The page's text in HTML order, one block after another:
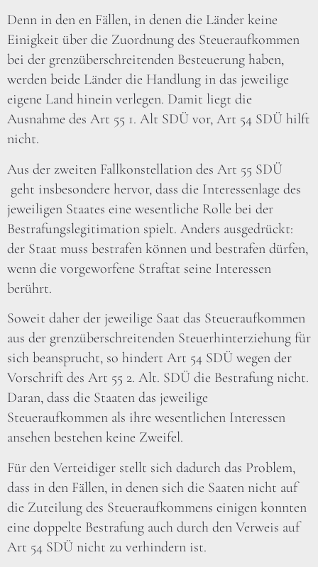
Denn in den en Fällen, in denen die Länder keine
Einigkeit über die Zuordnung des Steueraufkommen
bei der grenzüberschreitenden Besteuerung haben,
werden beide Länder die Handlung in das jeweilige
eigene Land hinein verlegen. Damit liegt die
Ausnahme des Art 55 1. Alt SDÜ vor, Art 54 SDÜ hilft
nicht.
Aus der zweiten Fallkonstellation des Art 55 SDÜ
geht insbesondere hervor, dass die Interessenlage des
jeweiligen Staates eine wesentliche Rolle bei der
Bestrafungslegitimation spielt. Anders ausgedrückt:
der Staat muss bestrafen können und bestrafen dürfen,
wenn die vorgeworfene Straftat seine Interessen
berührt.
Soweit daher der jeweilige Saat das Steueraufkommen
aus der grenzüberschreitenden Steuerhinterziehung für
sich beansprucht, so hindert Art 54 SDÜ wegen der
Vorschrift des Art 55 2. Alt. SDÜ die Bestrafung nicht.
Daran, dass die Staaten das jeweilige
Steueraufkommen als ihre wesentlichen Interessen
ansehen bestehen keine Zweifel.
Für den Verteidiger stellt sich dadurch das Problem,
dass in den Fällen, in denen sich die Saaten nicht auf
die Zuteilung des Steueraufkommens einigen konnten
eine doppelte Bestrafung auch durch den Verweis auf
Art 54 SDÜ nicht zu verhindern ist.